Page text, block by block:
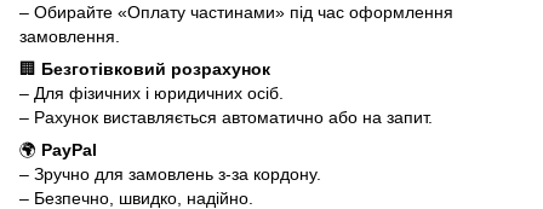
– Обирайте «Оплату частинами» під час оформлення
замовлення.
🏢 Безготівковий розрахунок
– Для фізичних і юридичних осіб.
– Рахунок виставляється автоматично або на запит.
🌍 PayPal
– Зручно для замовлень з-за кордону.
– Безпечно, швидко, надійно.